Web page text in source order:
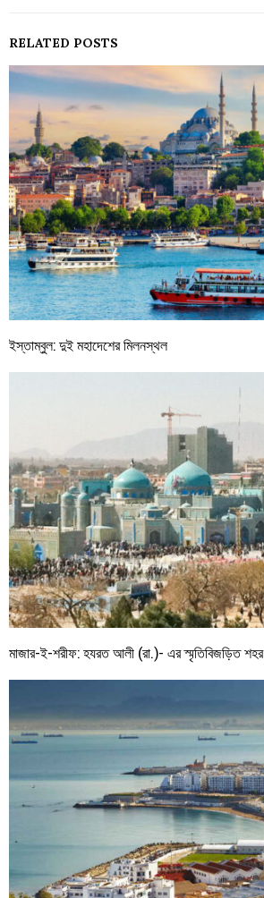
RELATED POSTS
ইস্তাম্বুল: দুই মহাদেশের মিলনস্থল
মাজার-ই-শরীফ: হযরত আলী (রা.)- এর স্মৃতিবিজড়িত শহর